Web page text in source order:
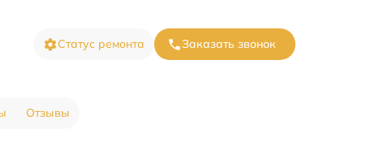
Статус ремонта Заказать звонок
Отзывы